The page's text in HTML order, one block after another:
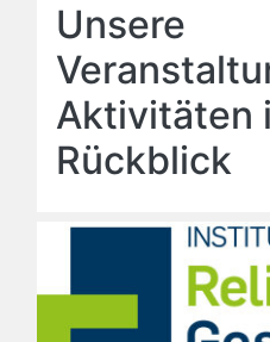
Unsere
Aktivitäten
Rückblick